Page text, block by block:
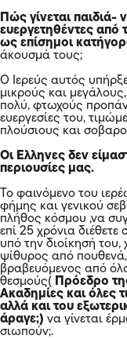
Πώς γίνεται παιδιά-
ευεργετηθέντες από
ως επίσημοι
άκουσμά τους;
Ο Ιερεύς αυτός
μικρούς και
πολύ, φτωχούς
ευεργεσίες του,
πλούσιους και
Οι Ελληνες δεν
περιουσίες μας.
Το φαινόμενο του
φήμης και γενικού
πλήθος κόσμου ,να
επί 25 χρόνια
υπό την διοίκησή
ψίθυρος από
βραβευόμενος από
θεσμούς( Πρόεδρο
Ακαδημίες και όλες
αλλά και του
άραγε;) να γίνεται
σιωπούν;.